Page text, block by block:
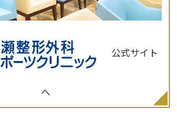
公式サイト
へ